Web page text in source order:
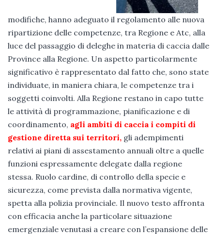
modifiche, hanno adeguato il regolamento alle nuova
ripartizione delle competenze, tra Regione e Atc, alla
luce del passaggio di deleghe in materia di caccia dalle
Province alla Regione. Un aspetto particolarmente
significativo è rappresentato dal fatto che, sono state
individuate, in maniera chiara, le competenze tra i
soggetti coinvolti. Alla Regione restano in capo tutte
le attività di programmazione, pianificazione e di
coordinamento, agli ambiti di caccia i compiti di
gestione diretta sui territori, gli adempimenti
relativi ai piani di assestamento annuali oltre a quelle
funzioni espressamente delegate dalla regione
stessa. Ruolo cardine, di controllo della specie e
sicurezza, come prevista dalla normativa vigente,
spetta alla polizia provinciale. Il nuovo testo affronta
con efficacia anche la particolare situazione
emergenziale venutasi a creare con l’espansione delle